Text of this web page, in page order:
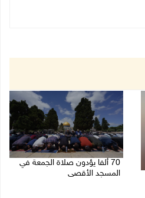
70 ألفا يؤدون صلاة الجمعة في
المسجد الأقصى